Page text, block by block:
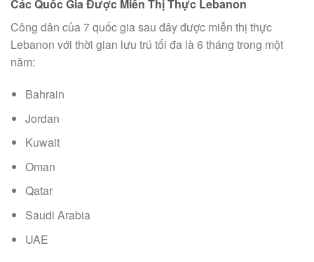
Các Quốc Gia Được Miễn Thị Thực Lebanon
Công dân của 7 quốc gia sau đây được miễn thị thực
Lebanon với thời gian lưu trú tối đa là 6 tháng trong một
năm:
Bahrain
Jordan
Kuwait
Oman
Qatar
Saudi Arabia
UAE